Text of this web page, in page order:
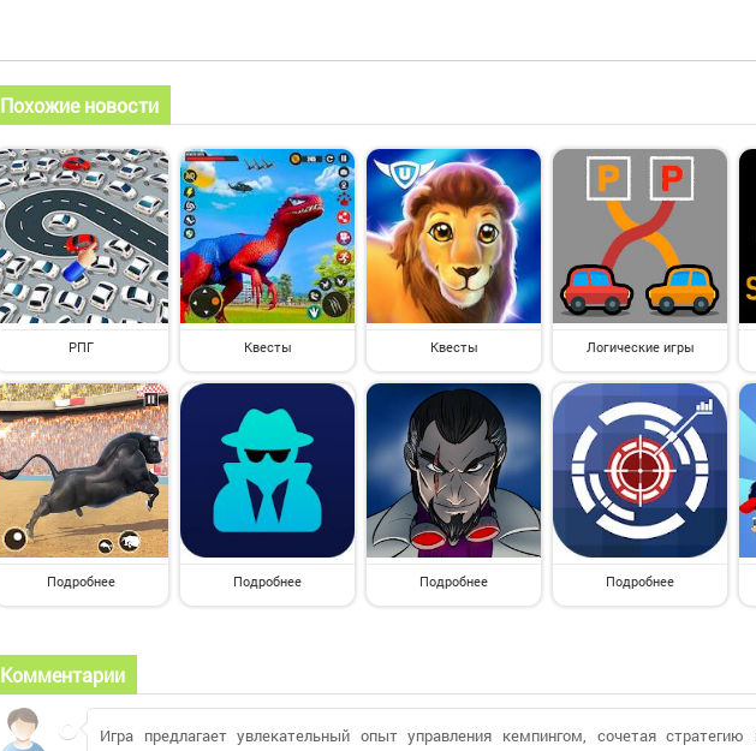
Похожие новости
РПГ Квесты Квесты Логические игры
Подробнее Подробнее Подробнее Подробнее
Комментарии
Игра предлагает увлекательный опыт управления кемпингом, сочетая стратегию